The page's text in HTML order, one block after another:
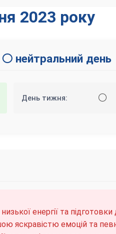
2023 року
нейтральний день
День тижня: ⚪
енергії та підготовки
яскравістю емоцій та